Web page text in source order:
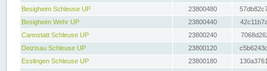
Besigheim Schleuse UP
23800480
Besigheim Wehr UP
23800440
Cannstatt Schleuse UP
23800240
Deizisau Schleuse UP
23800120
Esslingen Schleuse UP
23800180